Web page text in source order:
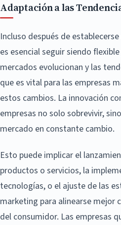
Adaptación a las
Incluso después de
es esencial seguir siendo
mercados evolucionan y las
que es vital para las empresas
estos cambios. La innovación
empresas no solo sobrevivir,
mercado en constante cambio.
Esto puede implicar el
productos o servicios, la
tecnologías, o el ajuste de las
marketing para alinearse mejor
del consumidor. Las empresas